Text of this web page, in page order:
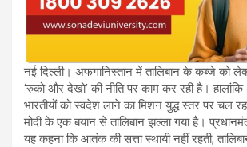
नई दिल्ली। अफगानिस्तान में तालिबान के कब्जे को
‘रुको और देखो’ की नीति पर काम कर रही है।
भारतीयों को स्वदेश लाने का मिशन युद्ध स्तर पर चल
मोदी के एक बयान से तालिबान झल्ला गया है।
यह कहना कि आतंक की सत्ता स्थायी नहीं रहती,